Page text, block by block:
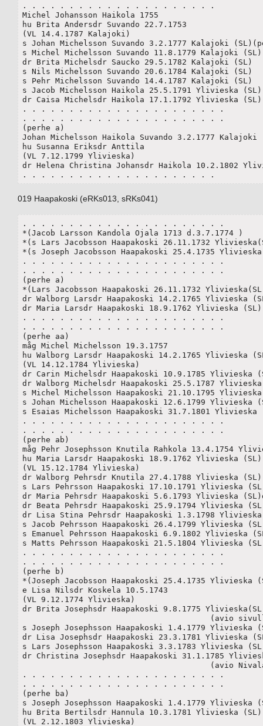
. . . . . . . . . . . . . . . . . . . . .
Michel Johansson Haikola 1755
hu Brita Andersdr Suvando 22.7.1753
(VL 14.4.1787 Kalajoki)
s Johan Michelsson Suvando 3.2.1777 Kalajoki
s Michel Michelsson Suvando 11.8.1779 Kalajoki (SL)
dr Brita Michelsdr Saucko 29.5.1782 Kalajoki (SL)
s Nils Michelsson Suvando 20.6.1784 Kalajoki (SL)
s Pehr Michelsson Suvando 14.4.1787 Kalajoki (SL)
s Jacob Michelsson Haikola 25.5.1791 Ylivieska (SL)
dr Caisa Michelsdr Haikola 17.1.1792 Ylivieska
. . . . . . . . . . . . . . . . . . . . . .
. . . . . . . . . . . . . . . . . . . . . .
(perhe a)
Johan Michelsson Haikola Suvando 3.2.1777 Kalajoki
hu Susanna Eriksdr Anttila
(VL 7.12.1799 Ylivieska)
dr Helena Christina Johansdr Haikola 10.2.1802
. . . . . . . . . . . . . . . . . . . . .
019 Haapakoski (eRKs013, sRKs041)
. . . . . . . . . . . . . . . . . . . . . .
*(Jacob Larsson Kandola Ojala 1713 d.3.7.1774 )
*(s Lars Jacobsson Haapakoski 26.11.1732
*(s Joseph Jacobsson Haapakoski 25.4.1735
. . . . . . . . . . . . . . . . . . . . . .
. . . . . . . . . . . . . . . . . . . . . .
(perhe a)
*(Lars Jacobsson Haapakoski 26.11.1732
dr Walborg Larsdr Haapakoski 14.2.1765 Ylivieska
dr Maria Larsdr Haapakoski 18.9.1762 Ylivieska
. . . . . . . . . . . . . . . . . . . . . .
. . . . . . . . . . . . . . . . . . . . . .
(perhe aa)
måg Michel Michelsson 19.3.1757
hu Walborg Larsdr Haapakoski 14.2.1765 Ylivieska
(VL 14.12.1784 Ylivieska)
dr Carin Michelsdr Haapakoski 10.9.1785 Ylivieska
dr Walborg Michelsdr Haapakoski 25.5.1787
s Michel Michelsson Haapakoski 21.10.1795
s Johan Michelsson Haapakoski 12.6.1799 Ylivieska
s Esaias Michelsson Haapakoski 31.7.1801 Ylivieska
. . . . . . . . . . . . . . . . . . . . . .
. . . . . . . . . . . . . . . . . . . . . .
(perhe ab)
måg Pehr Josephsson Knutila Rahkola 13.4.1754
hu Maria Larsdr Haapakoski 18.9.1762 Ylivieska (SL)
(VL 15.12.1784 Ylivieska)
dr Walborg Pehrsdr Knutila 27.4.1788 Ylivieska (SL)
s Lars Pehrsson Haapakoski 17.10.1791 Ylivieska
dr Maria Pehrsdr Haapakoski 5.6.1793 Ylivieska
dr Beata Pehrsdr Haapakoski 25.9.1794 Ylivieska
dr Lisa Stina Pehrsdr Haapakoski 1.3.1798
s Jacob Pehrsson Haapakoski 26.4.1799 Ylivieska
s Emanuel Pehrsson Haapakoski 6.9.1802 Ylivieska
s Matts Pehrsson Haapakoski 21.5.1804 Ylivieska
. . . . . . . . . . . . . . . . . . . . . .
. . . . . . . . . . . . . . . . . . . . . .
(perhe b)
*(Joseph Jacobsson Haapakoski 25.4.1735 Ylivieska
e Lisa Nilsdr Koskela 10.5.1743
(VL 9.12.1774 Ylivieska)
dr Brita Josephsdr Haapakoski 9.8.1775
s Joseph Josephsson Haapakoski 1.4.1779 Ylivieska
dr Lisa Josephsdr Haapakoski 23.3.1781 Ylivieska
s Lars Josephsson Haapakoski 3.3.1783 Ylivieska
dr Christina Josephsdr Haapakoski 31.1.1785
. . . . . . . . . . . . . . . . . . . . . .
. . . . . . . . . . . . . . . . . . . . . .
(perhe ba)
s Joseph Josephsson Haapakoski 1.4.1779 Ylivieska
hu Brita Bertilsdr Hannula 10.3.1781 Ylivieska
(VL 2.12.1803 Ylivieska)